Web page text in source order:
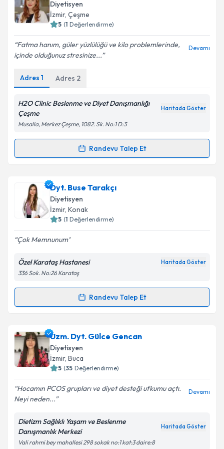
takvim hazırlandığında e-posta ile bilgilendireceğiz.
Kişisel verilerimin işlenmesine ilişkin
Metni'ni okudum ve kişisel verilerimin belirtilen
kapsamda işlenmesini kabul ediyorum.
Diyetisyen
İzmir, Çeşme
5 (1 Değerlendirme)
Fatma hanım, güler yüzlülüğü ve kilo problemlerinde,
içinde olduğunuz stresinize...
Devamı
Adres 1 Adres 2
H2O Clinic Beslenme ve Diyet Danışmanlığı
Çeşme
Haritada Göster
Musalla, Merkez Çeşme, 1082. Sk. No:1 D:3
Randevu Talep Et
Randevu Takvimi Talebi
Dyt. Fatma Baysal Yusuf
oluşturun. Size bu uzmandan randevu almanız için bir
takvim hazırlandığında e-posta ile bilgilendireceğiz.
Kişisel verilerimin işlenmesine ilişkin
Metni'ni okudum ve kişisel verilerimin belirtilen
kapsamda işlenmesini kabul ediyorum.
Dyt. Buse Tarakçı
Diyetisyen
İzmir, Konak
5 (1 Değerlendirme)
Çok Memnunum
Özel Karataş Hastanesi Haritada Göster
336 Sok. No:26 Karataş
Randevu Talep Et
Randevu Takvimi Talebi
Dyt. Buse Tarakçıiçin randevu takvimi talebi
oluşturun. Size bu uzmandan randevu almanız için bir
takvim hazırlandığında e-posta ile bilgilendireceğiz.
Kişisel verilerimin işlenmesine ilişkin
Aydınlatma
Metni'ni okudum ve kişisel verilerimin belirtilen
kapsamda işlenmesini kabul ediyorum.
Uzm. Dyt. Gülce Gencan
Diyetisyen
İzmir, Buca
5 (35 Değerlendirme)
Hocamın PCOS grupları ve diyet desteği ufkumu açtı.
Neyi neden...
Devamı
Dietizm Sağlıklı Yaşam ve Beslenme
Danışmanlık Merkezi
Haritada Göster
Vali rahmi bey mahallesi 298 sokak no:1 kat:3 daire:8